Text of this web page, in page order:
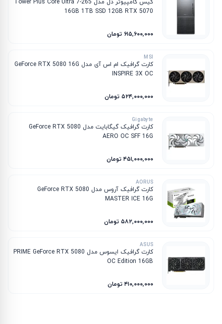
کیس کامپیوتر دل مدل Tower Plus Core Ultra 7-265
16GB 1TB SSD 12GB RTX 5070
۶۱۵٬۶۰۰٬۰۰۰ تومان
MSI
کارت گرافیک ام‌ اس‌ آی مدل GeForce RTX 5080 16G
INSPIRE 3X OC
۵۲۴٬۰۰۰٬۰۰۰ تومان
Gigabyte
کارت گرافیک گیگابایت مدل GeForce RTX 5080
AERO OC SFF 16G
۴۵۱٬۰۰۰٬۰۰۰ تومان
AORUS
کارت گرافیک آروس مدل GeForce RTX 5080
MASTER ICE 16G
۵۸۲٬۰۰۰٬۰۰۰ تومان
ASUS
کارت گرافیک ایسوس مدل PRIME GeForce RTX 5080
OC Edition 16GB
۴۱۰٬۰۰۰٬۰۰۰ تومان